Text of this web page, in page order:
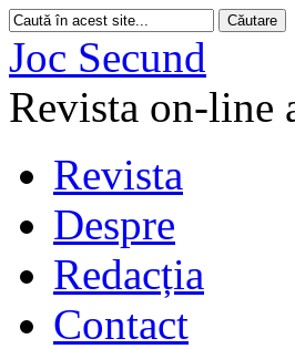
Joc Secund
Revista on-line
Revista
Despre
Redacția
Contact